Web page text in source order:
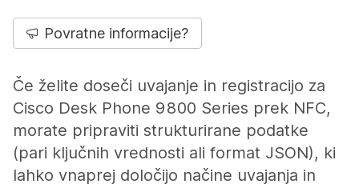
Povratne informacije?
Če želite doseči uvajanje in registracijo za
Cisco Desk Phone 9800 Series prek NFC,
morate pripraviti strukturirane podatke
(pari ključnih vrednosti ali format JSON), ki
lahko vnaprej določijo načine uvajanja in